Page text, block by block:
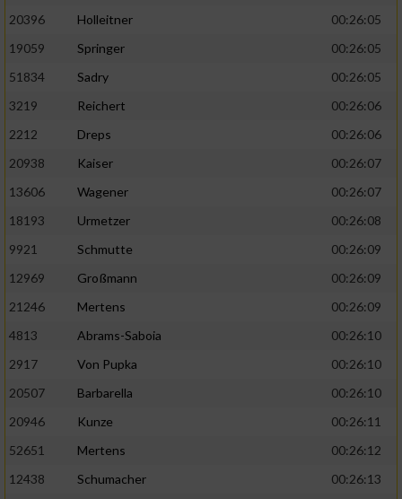
20396
Holleitner
00:26:05
19059
Springer
00:26:05
51834
Sadry
00:26:05
3219
Reichert
00:26:06
2212
Dreps
00:26:06
20938
Kaiser
00:26:07
13606
Wagener
00:26:07
18193
Urmetzer
00:26:08
9921
Schmutte
00:26:09
12969
Großmann
00:26:09
21246
Mertens
00:26:09
4813
Abrams-Saboia
00:26:10
2917
Von Pupka
00:26:10
20507
Barbarella
00:26:10
20946
Kunze
00:26:11
52651
Mertens
00:26:12
12438
Schumacher
00:26:13